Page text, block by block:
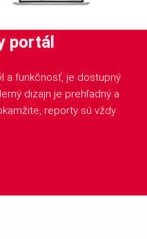
portál
a funkčnosť, je dostupný
dizajn je prehľadný a
reporty sú vždy